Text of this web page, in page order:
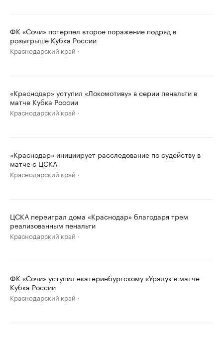
ФК «Сочи» потерпел второе поражение подряд в
розыгрыше Кубка России
Краснодарский край
«Краснодар» уступил «Локомотиву» в серии пенальти в
матче Кубка России
Краснодарский край
«Краснодар» инициирует расследование по судейству в
матче с ЦСКА
Краснодарский край
ЦСКА переиграл дома «Краснодар» благодаря трем
реализованным пенальти
Краснодарский край
ФК «Сочи» уступил екатеринбургскому «Уралу» в матче
Кубка России
Краснодарский край